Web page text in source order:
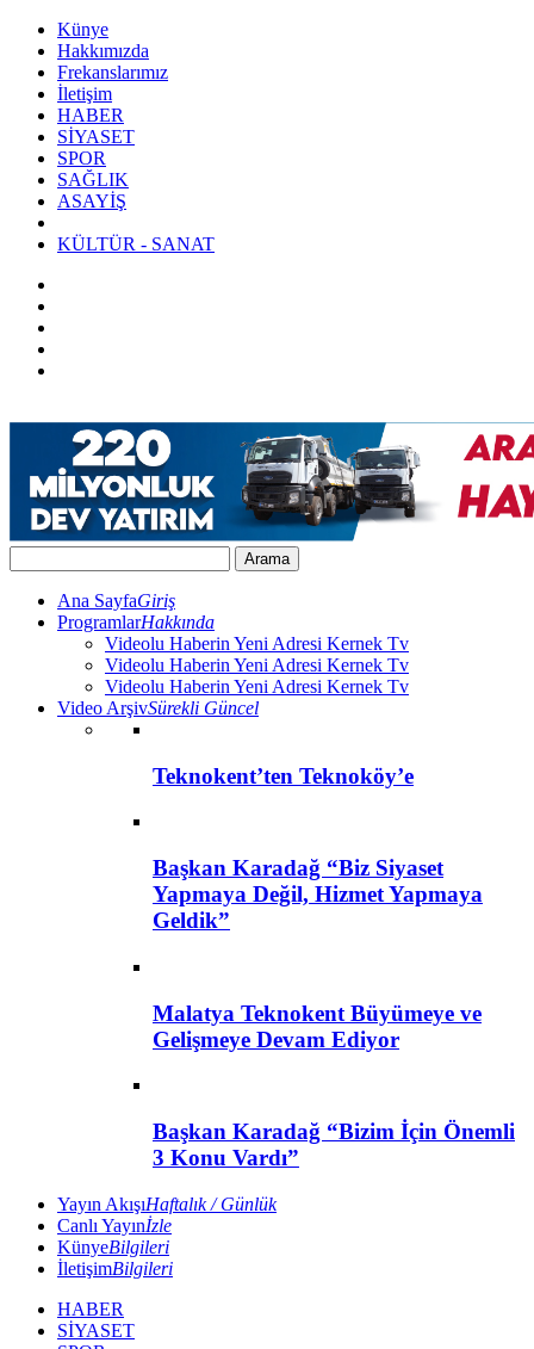
Künye
Hakkımızda
Frekanslarımız
İletişim
HABER
SİYASET
SPOR
SAĞLIK
ASAYİŞ
KÜLTÜR - SANAT
Ana SayfaGiriş
ProgramlarHakkında
Videolu Haberin Yeni Adresi Kernek Tv
Videolu Haberin Yeni Adresi Kernek Tv
Videolu Haberin Yeni Adresi Kernek Tv
Video ArşivSürekli Güncel
Teknokent’ten Teknoköy’e
Başkan Karadağ “Biz Siyaset
Yapmaya Değil, Hizmet Yapmaya
Geldik”
Malatya Teknokent Büyümeye ve
Gelişmeye Devam Ediyor
Başkan Karadağ “Bizim İçin Önemli
3 Konu Vardı”
Yayın AkışıHaftalık / Günlük
Canlı Yayınİzle
KünyeBilgileri
İletişimBilgileri
HABER
SİYASET